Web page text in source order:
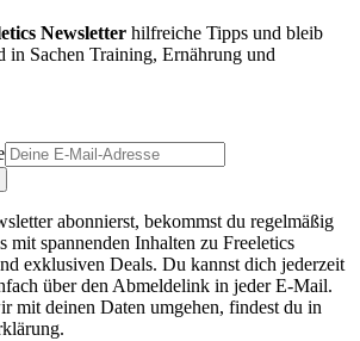
Newsletter hilfreiche Tipps und bleib
in Sachen Training, Ernährung und
abonnierst, bekommst du regelmäßig
mit spannenden Inhalten zu Freeletics
exklusiven Deals. Du kannst dich jederzeit
über den Abmeldelink in jeder E-Mail.
mit deinen Daten umgehen, findest du in